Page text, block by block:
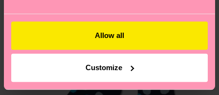
Allow all
Customize
am häufigsten gestellten Fragen.